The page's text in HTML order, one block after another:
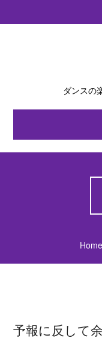
ダンスの
Home
予報に反して